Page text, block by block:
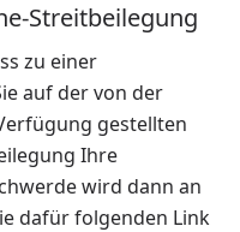
Streitbeilegung
zu einer
auf der von der
gestellten
Ihre
wird dann an
dafür folgenden Link